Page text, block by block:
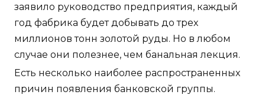
заявило руководство предприятия, каждый
год фабрика будет добывать до трех
миллионов тонн золотой руды. Но в любом
случае они полезнее, чем банальная лекция.
Есть несколько наиболее распространенных
причин появления банковской группы.